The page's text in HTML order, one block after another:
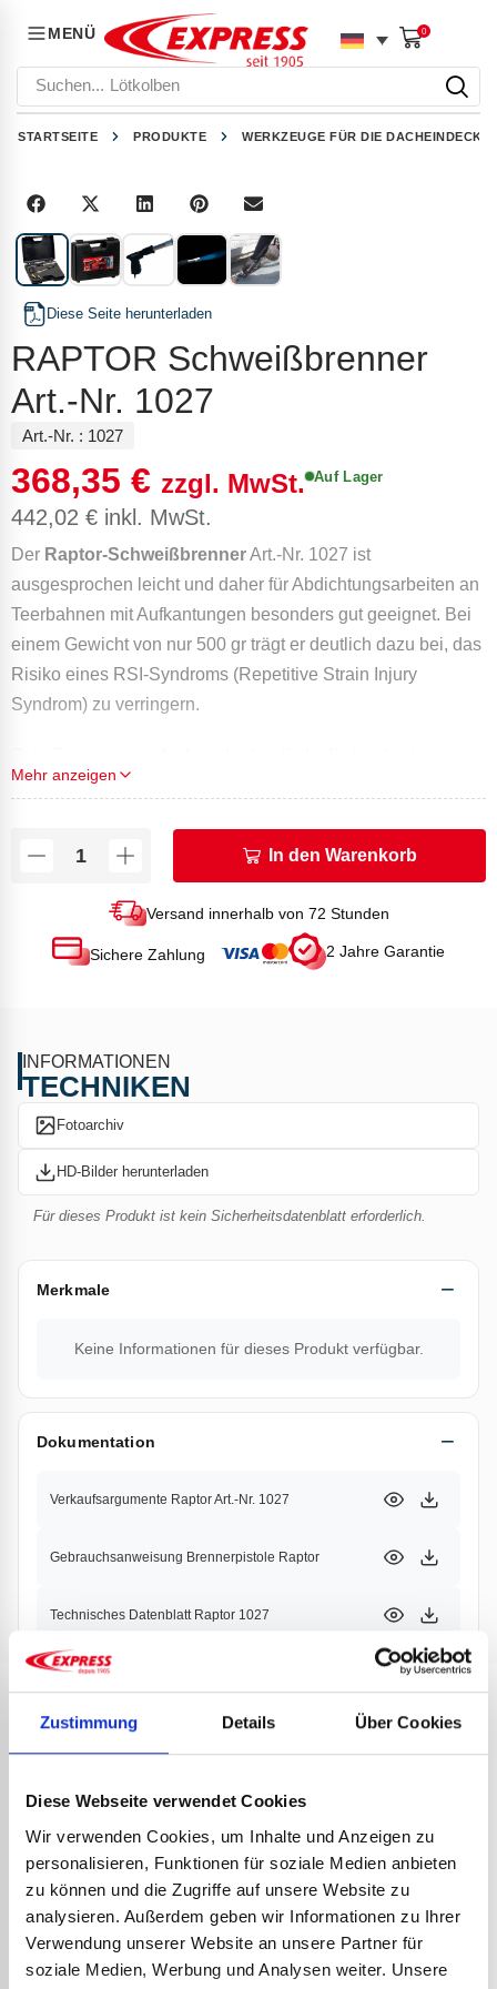
Zustimmung Details Über Cookies
Diese Webseite verwendet Cookies
Wir verwenden Cookies, um Inhalte und Anzeigen zu
personalisieren, Funktionen für soziale Medien anbieten
zu können und die Zugriffe auf unsere Website zu
analysieren. Außerdem geben wir Informationen zu Ihrer
Verwendung unserer Website an unsere Partner für
soziale Medien, Werbung und Analysen weiter. Unsere
MENÜ 0
Suchen... Lötkolben
STARTSEITE PRODUKTE WERKZEUGE FÜR DIE
Diese Seite herunterladen
RAPTOR Schweißbrenner
Art.-Nr. 1027
Art.-Nr. : 1027
368,35 € zzgl. MwSt.
442,02 € inkl. MwSt.
Auf Lager
Der Raptor-SchweißbrennerArt.-Nr. 1027 ist
ausgesprochen leicht und daher für Abdichtungsarbeiten an
Teerbahnen mit Aufkantungen besonders gut geeignet. Bei
einem Gewicht von nur 500 gr trägt er deutlich dazu bei, das
Risiko eines RSI-Syndroms (Repetitive Strain Injury
Syndrom) zu verringern.
Lieferumfang enthaltenen 30 kW- und 70 kW- Lanzen für 4
Schweißbrenner montiert werden können
Der Anwärm-Schweißbrenner Raptor Express ist der
einzige, der mit einem Sicherheitsgriff ausgestattet ist. Um
was geht es dabei?
die Restflammen, die oft genug Brände auf den Baustellen
und verringert den CO2-Ausstoß. Außerdem ist der
Geräuschpegel des Raptor Art.-Nr. 1027 geringer, als der
Dank der Piezozündung braucht der Bediener nicht
Der Raptor-Schweißbrenner kann auch problemlos vom
Düse oder der Piezozündung. Geben Sie es zu, Sie
Gewicht des 30 kW-Lanze (g): 138
Gasdurchsatz 30 kW-Lanze (kg/h): 2,58 bis 4 bar
Gasdurchsatz 70kW-Lanze (kg/h): 5,22 bis 4 bar
Mehr anzeigen
In den Warenkorb
Versand innerhalb von 72 Stunden
Sichere Zahlung 2 Jahre Garantie
INFORMATIONEN
TECHNIKEN
Fotoarchiv
HD-Bilder herunterladen
Für dieses Produkt ist kein Sicherheitsdatenblatt erforderlich.
Merkmale
Keine Informationen für dieses Produkt verfügbar.
Dokumentation
Verkaufsargumente Raptor Art.-Nr. 1027
Gebrauchsanweisung Brennerpistole Raptor
Technisches Datenblatt Raptor 1027
PRODUKTE
PARTNER